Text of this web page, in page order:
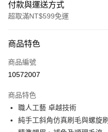
付款與運送方式
超取滿NT$599免運
信用卡一次付款
超商取貨付款
Apple Pay
悠遊付
商品特色
商品編號
10572007
商品特色
職人工藝 卓越技術
純手工斜角仿真刷毛與螺旋刷